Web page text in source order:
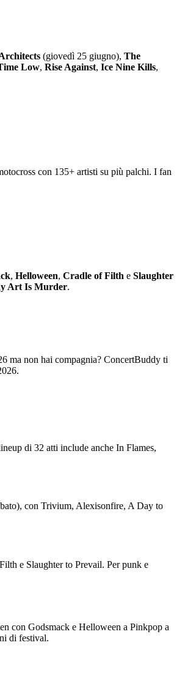
(giovedì 25 giugno), The
Low, Rise Against, Ice Nine Kills,
con 135+ artisti su più palchi. I fan
, Helloween, Cradle of Filth e Slaughter
Art Is Murder.
ma non hai compagnia? ConcertBuddy ti
di 32 atti include anche In Flames,
con Trivium, Alexisonfire, A Day to
e Slaughter to Prevail. Per punk e
con Godsmack e Helloween a Pinkpop a
di festival.